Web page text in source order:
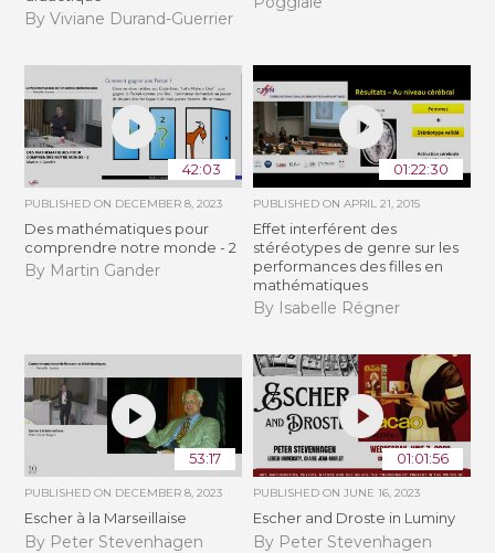
By Viviane Durand-Guerrier
42:03
PUBLISHED ON DECEMBER 8, 2023
Des mathématiques pour
comprendre notre monde - 2
By Martin Gander
01:22:30
PUBLISHED ON APRIL 21, 2015
Effet interférent des
stéréotypes de genre sur les
performances des filles en
mathématiques
By Isabelle Régner
53:17
PUBLISHED ON DECEMBER 8, 2023
Escher à la Marseillaise
By Peter Stevenhagen
01:01:56
PUBLISHED ON JUNE 16, 2023
Escher and Droste in Luminy
By Peter Stevenhagen